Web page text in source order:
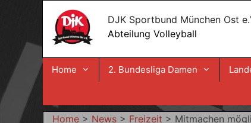
DJK Sportbund München Ost
Abteilung Volleyball
Home 2. Bundesliga Damen
Home > News > Freizeit > Mitmachen